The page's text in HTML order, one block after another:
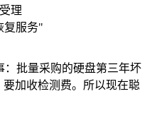
理
复服务"
批量采购的硬盘第三年坏
加收检测费。所以现在聪